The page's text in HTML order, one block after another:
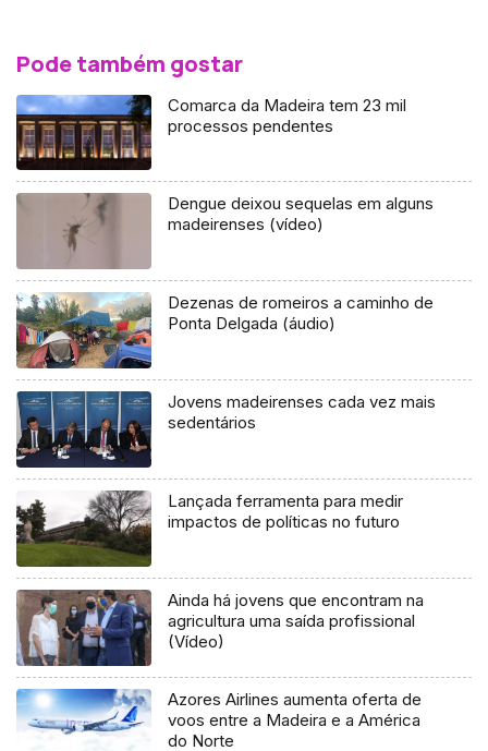
Pode também gostar
Comarca da Madeira tem 23 mil
processos pendentes
Dengue deixou sequelas em alguns
madeirenses (vídeo)
Dezenas de romeiros a caminho de
Ponta Delgada (áudio)
Jovens madeirenses cada vez mais
sedentários
Lançada ferramenta para medir
impactos de políticas no futuro
Ainda há jovens que encontram na
agricultura uma saída profissional
(Vídeo)
Azores Airlines aumenta oferta de
voos entre a Madeira e a América
do Norte